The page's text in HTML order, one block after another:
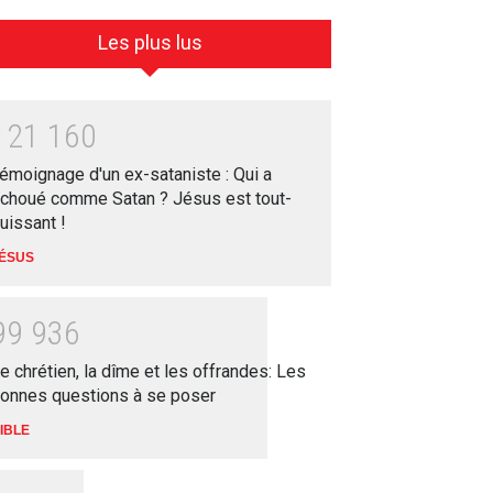
Les plus lus
21 1 60
d'un ex-sataniste : Qui a
comme Satan ? Jésus est tout-
!
9 936
chrétien, la dîme et les offrandes: Les
questions à se poser